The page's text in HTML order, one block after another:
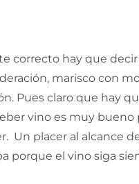
correcto hay que
marisco con
Pues claro que hay
vino es muy bueno
Un placer al alcance
porque el vino siga